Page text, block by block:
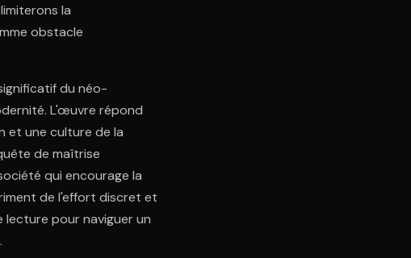
la
obstacle
du néo-
L'œuvre répond
et une culture de la
de maîtrise
qui encourage la
de l'effort discret et
lecture pour naviguer un